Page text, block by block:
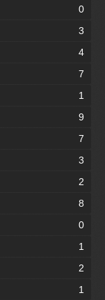
0
3
4
7
1
9
7
3
2
8
0
1
2
1